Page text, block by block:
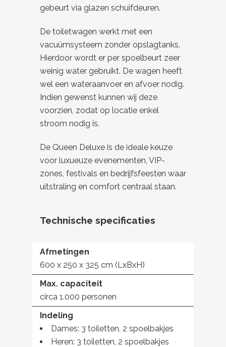
gebeurt via glazen schuifdeuren.
De toiletwagen werkt met een
vacuümsysteem zonder opslagtanks.
Hierdoor wordt er per spoelbeurt zeer
weinig water gebruikt. De wagen heeft
wel een wateraanvoer en afvoer nodig.
Indien gewenst kunnen wij deze
voorzien, zodat op locatie enkel
stroom nodig is.
De Queen Deluxe is de ideale keuze
voor luxueuze evenementen, VIP-
zones, festivals en bedrijfsfeesten waar
uitstraling en comfort centraal staan.
Technische specificaties
Afmetingen
600 x 250 x 325 cm (LxBxH)
Max. capaciteit
circa 1.000 personen
Indeling
Dames: 3 toiletten, 2 spoelbakjes
Heren: 3 toiletten, 2 spoelbakjes